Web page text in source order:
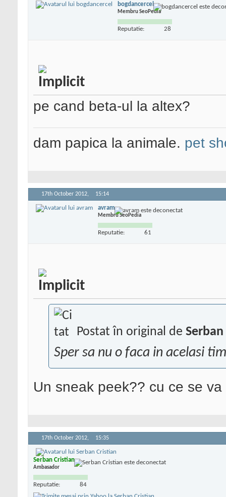
bogdancercel
Membru SeoPedia
Reputatie: 28
pe cand beta-ul la altex?
dam papica la animale. pet
17th October 2012, 15:14
avram
Membru SeoPedia
Reputatie: 61
Postat în original de
Sper sa nu o faca in acelasi
Un sneak peek?? cu ce se
17th October 2012, 15:35
Serban Cristian
Ambasador
Reputatie: 84